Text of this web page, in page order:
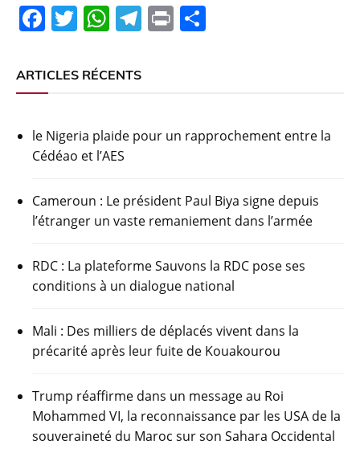
F
c
e
o
o
k
T
itt
W
at
A
p
p
T
m
Pr
ARTICLES RÉCENTS
le Nigeria plaide pour un rapprochement entre la
Cédéao et l’AES
Cameroun : Le président Paul Biya signe depuis
l’étranger un vaste remaniement dans l’armée
RDC : La plateforme Sauvons la RDC pose ses
conditions à un dialogue national
Mali : Des milliers de déplacés vivent dans la
précarité après leur fuite de Kouakourou
Trump réaffirme dans un message au Roi
Mohammed VI, la reconnaissance par les USA de la
souveraineté du Maroc sur son Sahara Occidental